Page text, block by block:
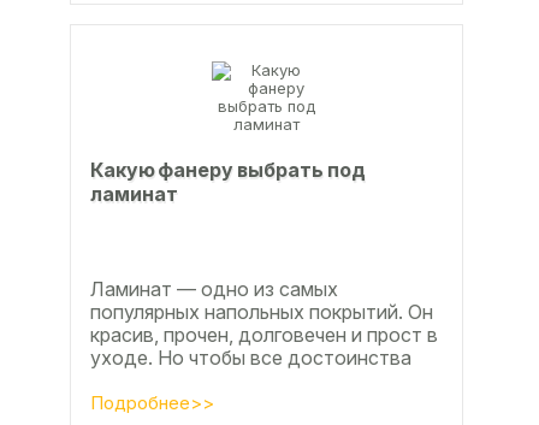
Какую фанеру выбрать под
ламинат
Ламинат — одно из самых
популярных напольных покрытий. Он
красив, прочен, долговечен и прост в
уходе. Но чтобы все достоинства
раскрылись, важно...
Подробнее>>